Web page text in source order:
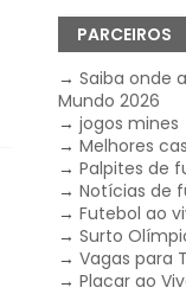
PARCEIROS
→Saiba onde
Mundo 2026
→jogos mines
→Melhores
→Palpites de
→Notícias de
→Futebol ao
→Surto
→Vagas para
→Placar ao